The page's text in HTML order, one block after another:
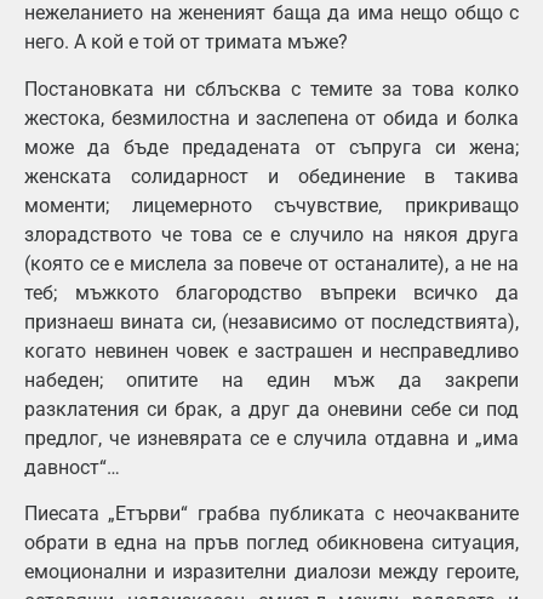
нежеланието на жененият баща да има нещо общо с
него. А кой е той от тримата мъже?
Постановката ни сблъсква с темите за това колко
жестока, безмилостна и заслепена от обида и болка
може да бъде предадената от съпруга си жена;
женската солидарност и обединение в такива
моменти; лицемерното съчувствие, прикриващо
злорадството че това се е случило на някоя друга
(която се е мислела за повече от останалите), а не на
теб; мъжкото благородство въпреки всичко да
признаеш вината си, (независимо от последствията),
когато невинен човек е застрашен и несправедливо
набеден; опитите на един мъж да закрепи
разклатения си брак, а друг да оневини себе си под
предлог, че изневярата се е случила отдавна и „има
давност“…
Пиесата „Етърви“ грабва публиката с неочакваните
обрати в една на пръв поглед обикновена ситуация,
емоционални и изразителни диалози между героите,